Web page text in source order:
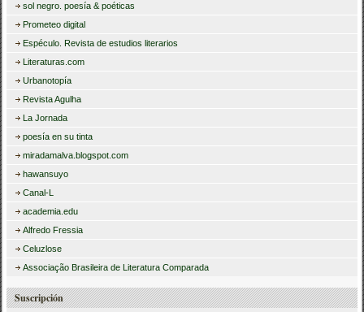
sol negro. poesía & poéticas
Prometeo digital
Espéculo. Revista de estudios literarios
Literaturas.com
Urbanotopía
Revista Agulha
La Jornada
poesía en su tinta
miradamalva.blogspot.com
hawansuyo
Canal-L
academia.edu
Alfredo Fressia
Celuzlose
Associação Brasileira de Literatura Comparada
Suscripción